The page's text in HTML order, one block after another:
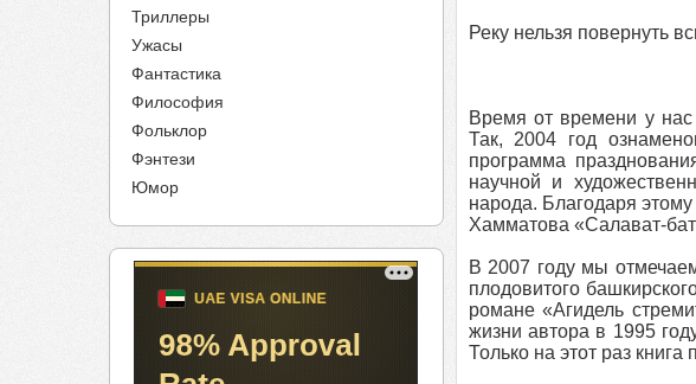
Триллеры
Ужасы
Фантастика
Философия
Фольклор
Фэнтези
Юмор
Реку нельзя повернуть
Время от времени у
Так, 2004 год
программа
научной и
народа. Благодаря
Хамматова «Салават-
В 2007 году мы
плодовитого
романе «Агидель
жизни автора в 1995
Только на этот раз